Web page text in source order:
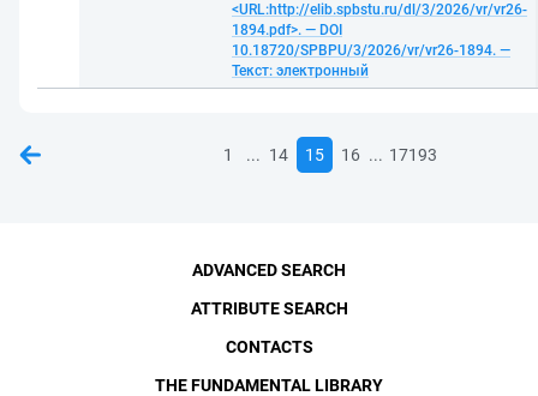
<URL:http://elib.spbstu.ru/dl/3/2026/vr/vr26-
1894.pdf>. — DOI
10.18720/SPBPU/3/2026/vr/vr26-1894. —
Текст: электронный
1 ... 14 15 16 ... 17193
ADVANCED SEARCH
ATTRIBUTE SEARCH
CONTACTS
THE FUNDAMENTAL LIBRARY